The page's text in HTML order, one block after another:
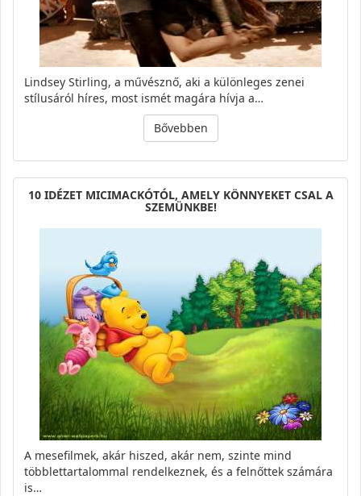
Lindsey Stirling, a művésznő, aki a különleges zenei
stílusáról híres, most ismét magára hívja a…
Bővebben
10 IDÉZET MICIMACKÓTÓL, AMELY KÖNNYEKET CSAL A
SZEMÜNKBE!
A mesefilmek, akár hiszed, akár nem, szinte mind
többlettartalommal rendelkeznek, és a felnőttek számára
is…